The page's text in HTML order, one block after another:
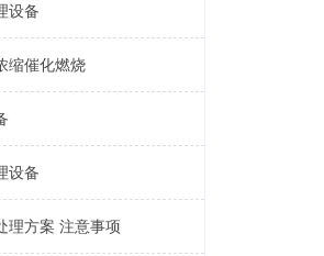
设备
缩催化燃烧
设备
理方案 注意事项